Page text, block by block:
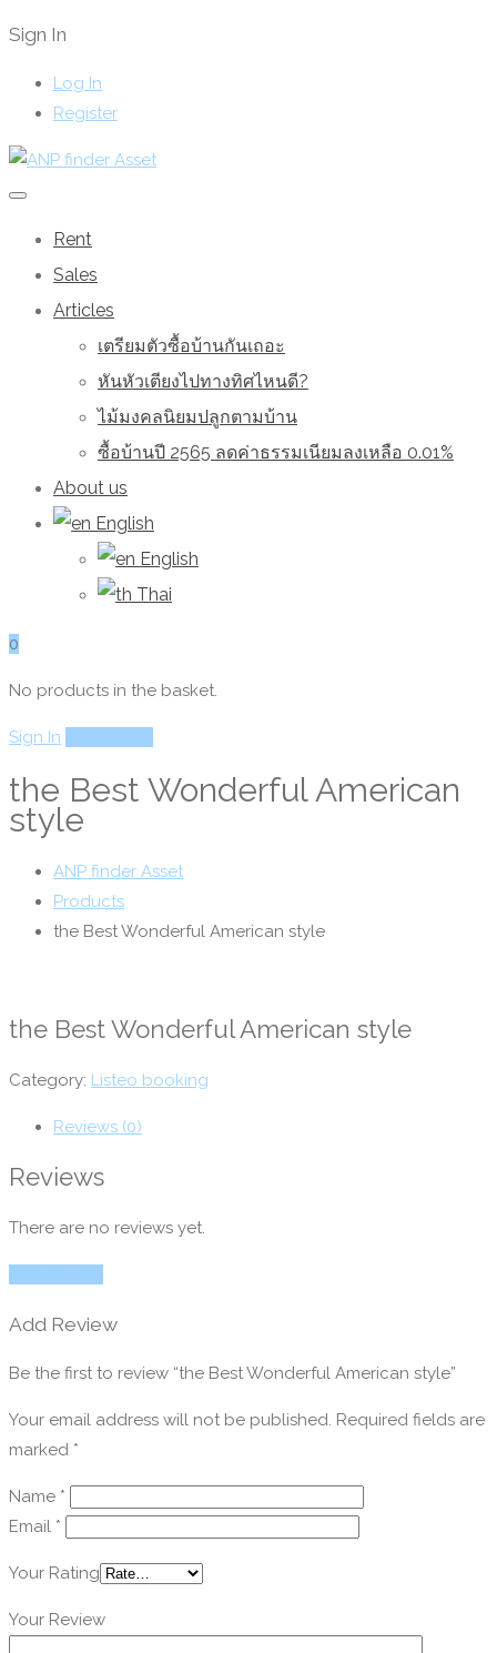
Sign In
Log In
Register
Rent
Sales
Articles
เตรียมตัวซื้อบ้านกันเถอะ
หันหัวเตียงไปทางทิศไหนดี?
ไม้มงคลนิยมปลูกตามบ้าน
ซื้อบ้านปี 2565 ลดค่าธรรมเนียมลงเหลือ 0.01%
About us
English
English
Thai
0
No products in the basket.
Sign In
the Best Wonderful American
style
ANP finder Asset
Products
the Best Wonderful American style
the Best Wonderful American style
Category: Listeo booking
Reviews (0)
Reviews
There are no reviews yet.
Add Review
Be the first to review “the Best Wonderful American style”
Your email address will not be published. Required fields are
marked *
Name *
Email *
Your Rating
Your Review